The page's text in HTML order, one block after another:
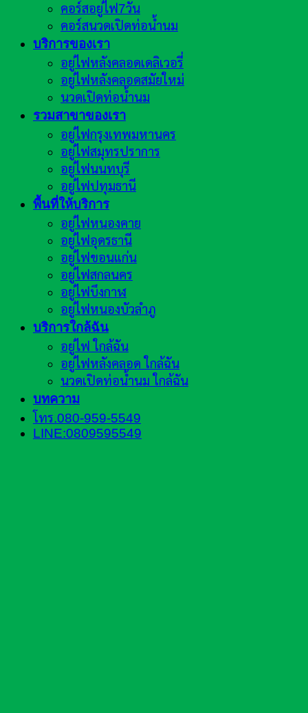
คอร์สอยู่ไฟ7วัน
คอร์สนวดเปิดท่อน้ำนม
บริการของเรา
อยู่ไฟหลังคลอดเดลิเวอรี่
อยู่ไฟหลังคลอดสมัยใหม่
นวดเปิดท่อน้ำนม
รวมสาขาของเรา
อยู่ไฟกรุงเทพมหานคร
อยู่ไฟสมุทรปราการ
อยู่ไฟนนทบุรี
อยู่ไฟปทุมธานี
พื้นที่ให้บริการ
อยู่ไฟหนองคาย
อยู่ไฟอุดรธานี
อยู่ไฟขอนแก่น
อยู่ไฟสกลนคร
อยู่ไฟบึงกาฬ
อยู่ไฟหนองบัวลำภู
บริการใกล้ฉัน
อยู่ไฟ ใกล้ฉัน
อยู่ไฟหลังคลอด ใกล้ฉัน
นวดเปิดท่อน้ำนม ใกล้ฉัน
บทความ
โทร.080-959-5549
LINE:0809595549